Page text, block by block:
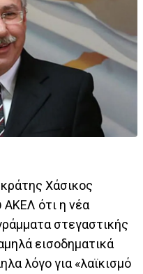
Χάσικος
ΑΚΕΛ ότι η νέα
στεγαστικής
εισοδηματικά
λόγο για «λαϊκισμό